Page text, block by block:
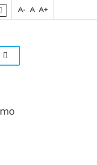
A- A A+